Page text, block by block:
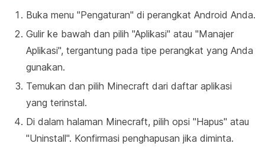
Buka menu "Pengaturan" di perangkat Android Anda.
Gulir ke bawah dan pilih "Aplikasi" atau "Manajer
Aplikasi", tergantung pada tipe perangkat yang Anda
gunakan.
Temukan dan pilih Minecraft dari daftar aplikasi
yang terinstal.
Di dalam halaman Minecraft, pilih opsi "Hapus" atau
"Uninstall". Konfirmasi penghapusan jika diminta.